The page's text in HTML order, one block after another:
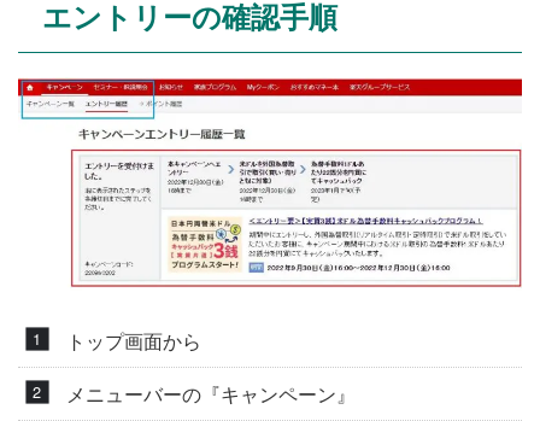
エントリーの確認手順
トップ画面から
メニューバーの『キャンペーン』